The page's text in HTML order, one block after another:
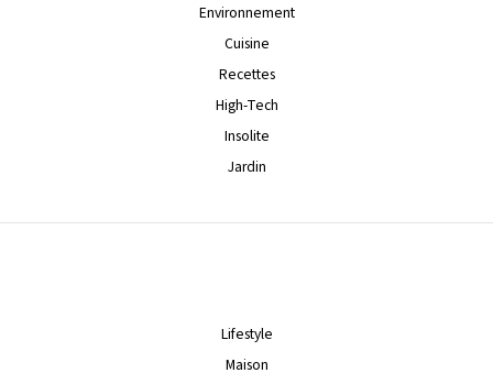
Environnement
Cuisine
Recettes
High-Tech
Insolite
Jardin
Lifestyle
Maison